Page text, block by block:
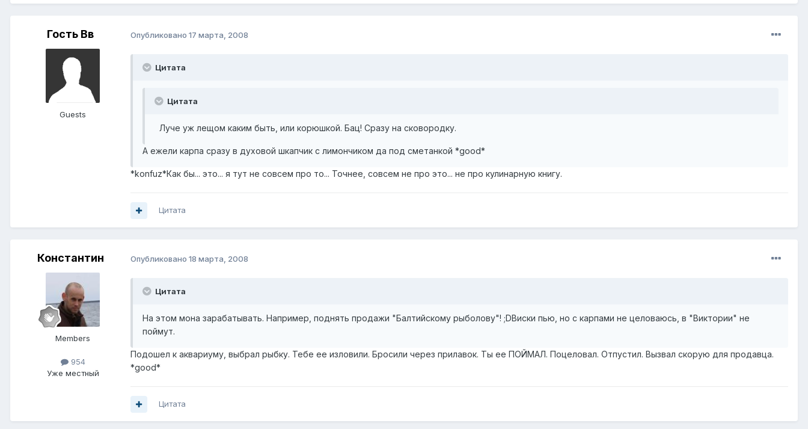
Гость Вв
Guests
Опубликовано 17 марта, 2008
Цитата
Цитата
Луче уж лещом каким быть, или корюшкой. Бац! Сразу на сковородку.
А ежели карпа сразу в духовой шкапчик с лимончиком да под сметанкой *good*
*konfuz*Как бы... это... я тут не совсем про то... Точнее, совсем не про это... не про кулинарную книгу.
Цитата
Константин
Members
954
Уже местный
Опубликовано 18 марта, 2008
Цитата
На этом мона зарабатывать. Например, поднять продажи "Балтийскому рыболову"! ;DВиски пью, но с карпами не целоваюсь, в "Виктории" не
поймут.
Подошел к аквариуму, выбрал рыбку. Тебе ее изловили. Бросили через прилавок. Ты ее ПОЙМАЛ. Поцеловал. Отпустил. Вызвал скорую для продавца.
*good*
Цитата